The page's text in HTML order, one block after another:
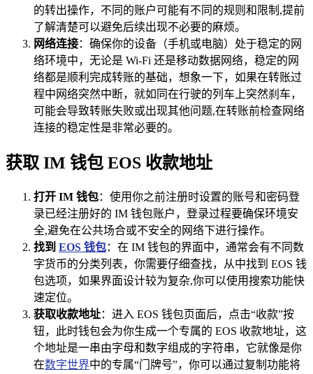
的转出操作，不同的账户可能有不同的规则和限制,提前
了解清楚可以避免后续出现不必要的麻烦。
网络连接：确保你的设备（手机或电脑）处于稳定的网
络环境中，无论是 Wi-Fi 还是移动数据网络，稳定的网
络都是顺利完成转账的基础，想象一下，如果在转账过
程中网络突然中断，就如同在行驶的列车上突然刹车，
可能会导致转账失败或出现其他问题,在转账前检查网络
连接的稳定性是非常必要的。
获取 IM 钱包 EOS 收款地址
打开 IM 钱包：使用你之前注册时设置的账号和密码登
录已经注册好的 IM 钱包账户，登录过程要确保环境安
全,避免在公共场合或不安全的网络下进行操作。
找到 EOS 钱包：在 IM 钱包的界面中，通常会有不同数
字货币的分类列表，你需要仔细查找，从中找到 EOS 钱
包选项，如果界面设计较为复杂,你可以使用搜索功能快
速定位。
获取收款地址：进入 EOS 钱包页面后，点击“收款”按
钮，此时钱包会为你生成一个专属的 EOS 收款地址，这
个地址是一串由字母和数字组成的字符串，它就像是你
在数字世界中的专属“门牌号”，你可以通过复制功能将